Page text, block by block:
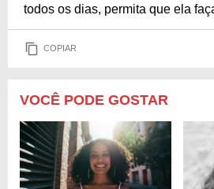
todos os dias, permita que ela
COPIAR
VOCÊ PODE GOSTAR